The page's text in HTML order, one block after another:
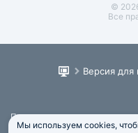
©
Все
Версия для
Пользовательское соглашение
Юридическая информация
Мы используем cookies,